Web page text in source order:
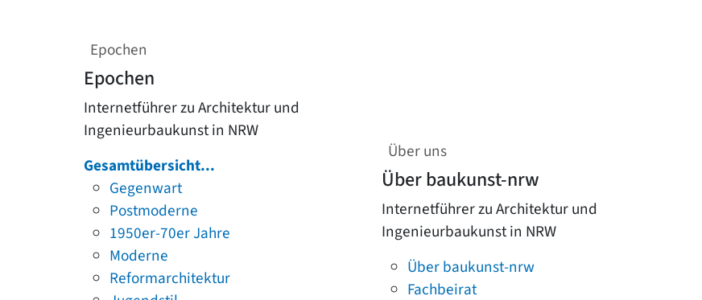
Epochen
Epochen
Internetführer zu Architektur und
Ingenieurbaukunst in NRW
Gesamtübersicht...
Gegenwart
Postmoderne
1950er-70er Jahre
Moderne
Reformarchitektur
Über uns
Über baukunst-nrw
Internetführer zu Architektur und
Ingenieurbaukunst in NRW
Über baukunst-nrw
Fachbeirat